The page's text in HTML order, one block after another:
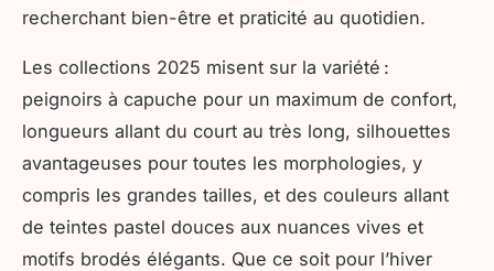
recherchant bien-être et praticité au quotidien.
Les collections 2025 misent sur la variété :
peignoirs à capuche pour un maximum de confort,
longueurs allant du court au très long, silhouettes
avantageuses pour toutes les morphologies, y
compris les grandes tailles, et des couleurs allant
de teintes pastel douces aux nuances vives et
motifs brodés élégants. Que ce soit pour l’hiver